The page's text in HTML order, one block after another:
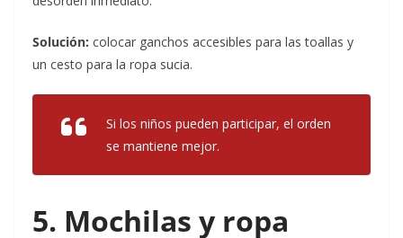
Solución: colocar ganchos accesibles para las toallas y
un cesto para la ropa sucia.
Si los niños pueden participar, el orden
se mantiene mejor.
5. Mochilas y ropa